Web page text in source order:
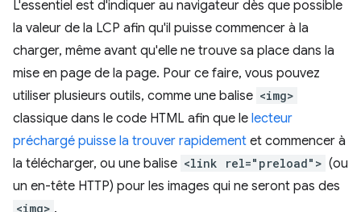
L'essentiel est d'indiquer au navigateur dès que possible
la valeur de la LCP afin qu'il puisse commencer à la
charger, même avant qu'elle ne trouve sa place dans la
mise en page de la page. Pour ce faire, vous pouvez
utiliser plusieurs outils, comme une balise <img>
classique dans le code HTML afin que le lecteur
préchargé puisse la trouver rapidement et commencer à
la télécharger, ou une balise <link rel="preload"> (ou
un en-tête HTTP) pour les images qui ne seront pas des
<img> .